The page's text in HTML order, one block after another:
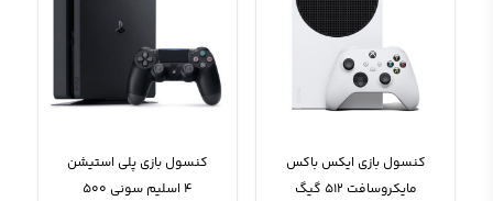
کنسول بازی ایکس باکس
مایکروسافت 512 گیگ
کنسول بازی پلی استیشن
4 اسلیم سونی 500